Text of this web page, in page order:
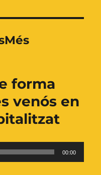
forma
venós en
00:00